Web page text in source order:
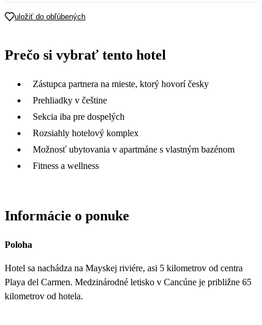
29 30
uložiť do obľúbených
Prečo si vybrať tento hotel
Zástupca partnera na mieste, ktorý hovorí česky
Prehliadky v češtine
Sekcia iba pre dospelých
Rozsiahly hotelový komplex
Možnosť ubytovania v apartmáne s vlastným bazénom
Fitness a wellness
Informácie o ponuke
Poloha
Hotel sa nachádza na Mayskej riviére, asi 5 kilometrov od centra
Playa del Carmen. Medzinárodné letisko v Cancúne je približne 65
kilometrov od hotela.